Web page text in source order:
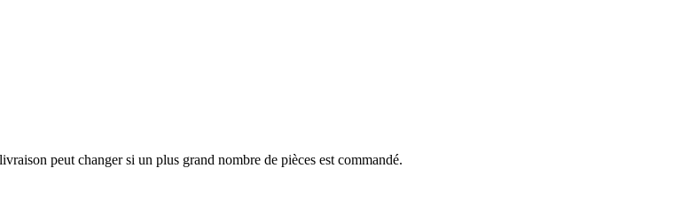
peut changer si un plus grand nombre de pièces est commandé.